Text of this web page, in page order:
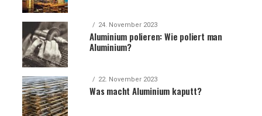
24. November 2023
Aluminium polieren: Wie poliert man
Aluminium?
22. November 2023
Was macht Aluminium kaputt?